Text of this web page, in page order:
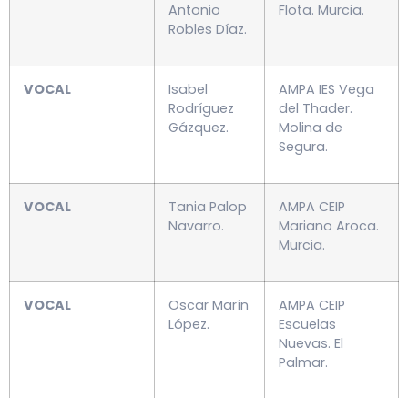
Antonio
Robles Díaz.
Flota. Murcia.
VOCAL
Isabel
Rodríguez
Gázquez.
AMPA IES Vega
del Thader.
Molina de
Segura.
VOCAL
Tania Palop
Navarro.
AMPA CEIP
Mariano Aroca.
Murcia.
VOCAL
Oscar Marín
López.
AMPA CEIP
Escuelas
Nuevas. El
Palmar.